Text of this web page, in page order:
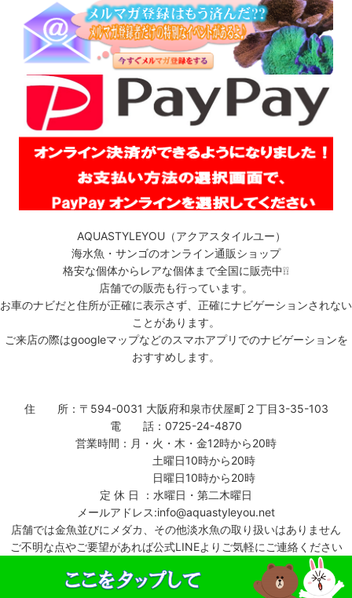
AQUASTYLEYOU（アクアスタイルユー）
海水魚・サンゴのオンライン通販ショップ
格安な個体からレアな個体まで全国に販売中❕❕
店舗での販売も行っています。
お車のナビだと住所が正確に表示さず、正確にナビゲーションされない
ことがあります。
ご来店の際はgoogleマップなどのスマホアプリでのナビゲーションを
おすすめします。
住 所：〒594-0031 大阪府和泉市伏屋町２丁目3-35-103
電 話：0725-24-4870
営業時間：月・火・木・金12時から20時
土曜日10時から20時
日曜日10時から20時
定 休 日 ：水曜日・第二木曜日
メールアドレス:info@aquastyleyou.net
店舗では金魚並びにメダカ、その他淡水魚の取り扱いはありません
ご不明な点やご要望があれば公式LINEよりご気軽にご連絡ください